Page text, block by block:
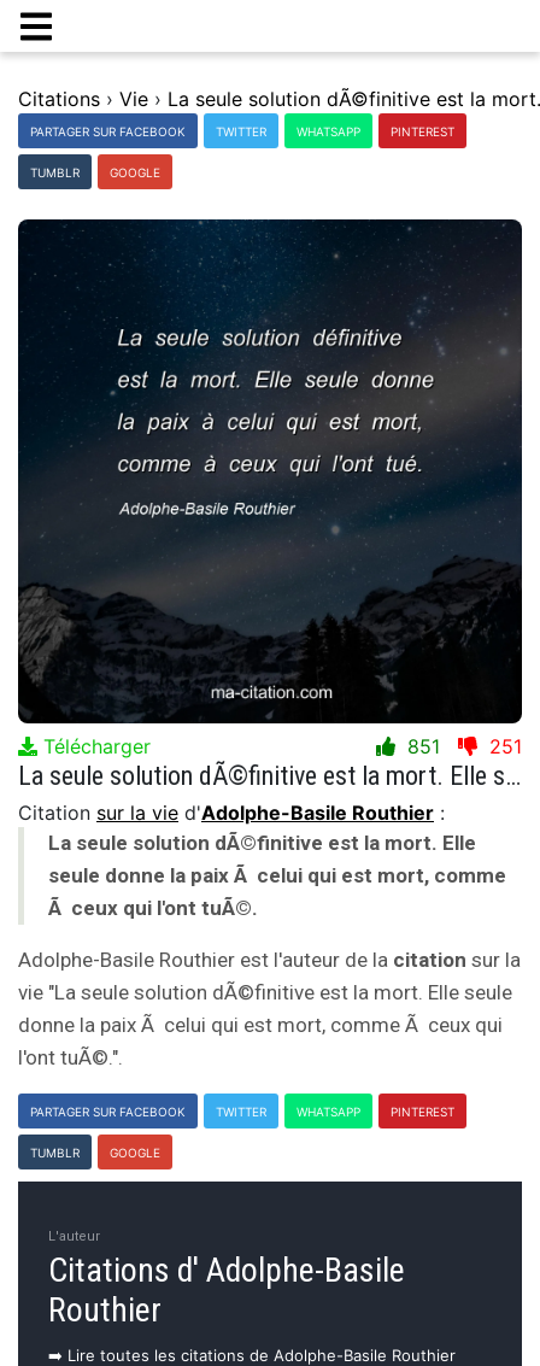
Citations › Vie ›
PARTAGER SUR FACEBOOK TWITTER WHATSAPP PINTEREST
TUMBLR GOOGLE
Télécharger 851 251
La seule solution dÃ©finitive est la mort. Elle seule donne la paix Ã celui qui est mort, comme Ã ceux qui l'ont tuÃ©.
Citation sur la vie d'Adolphe-Basile Routhier :
La seule solution dÃ©finitive est la mort. Elle
seule donne la paix Ã celui qui est mort, comme
Ã ceux qui l'ont tuÃ©.
Adolphe-Basile Routhier est l'auteur de la citation sur la
vie "La seule solution dÃ©finitive est la mort. Elle seule
donne la paix Ã celui qui est mort, comme Ã ceux qui
l'ont tuÃ©.".
PARTAGER SUR FACEBOOK TWITTER WHATSAPP PINTEREST
TUMBLR GOOGLE
L'auteur
Citations d' Adolphe-Basile
Routhier
➡️ Lire toutes les citations de Adolphe-Basile Routhier